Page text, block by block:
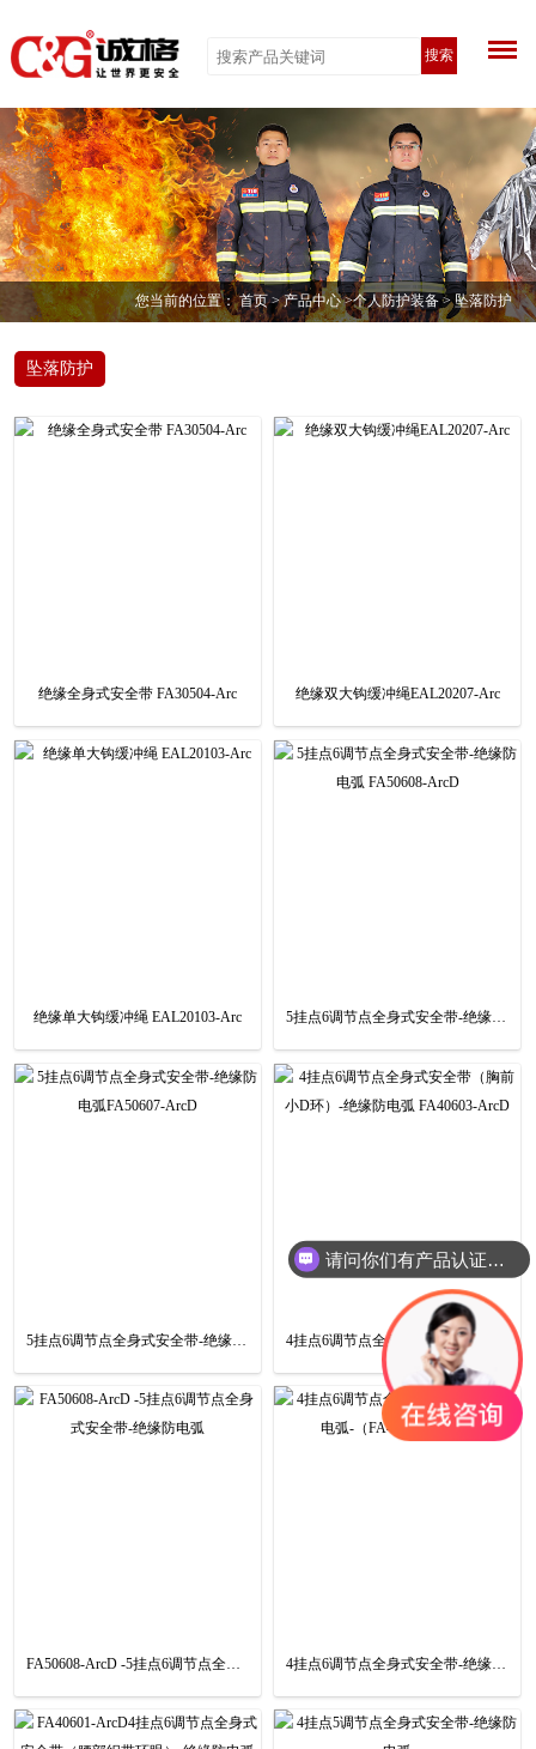
搜索
您当前的位置：首页>产品中心>个人防护装备> 坠落防护
坠落防护
绝缘全身式安全带 FA30504-Arc 绝缘双大钩缓冲绳EAL20207-Arc
绝缘单大钩缓冲绳 EAL20103-Arc 5挂点6调节点全身式安全带-绝缘防电弧 FA50608-ArcD
5挂点6调节点全身式安全带-绝缘防电弧FA50607-ArcD
FA50608-ArcD -5挂点6调节点全身式安全带-绝缘防电弧